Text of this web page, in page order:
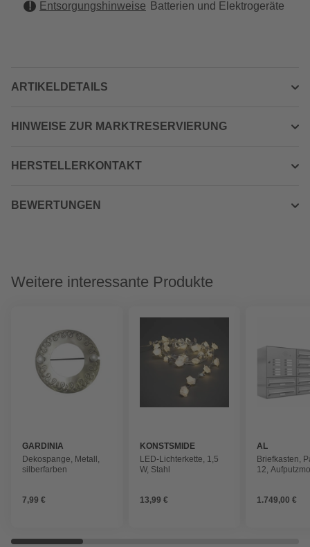
Entsorgungshinweise Batterien und Elektrogeräte
ARTIKELDETAILS
HINWEISE ZUR MARKTRESERVIERUNG
HERSTELLERKONTAKT
BEWERTUNGEN
Weitere interessante Produkte
GARDINIA
Dekospange, Metall,
silberfarben
7,99 €
KONSTSMIDE
LED-Lichterkette, 1,5
W, Stahl
13,99 €
AL
Briefkasten,
12,
1.749,00 €